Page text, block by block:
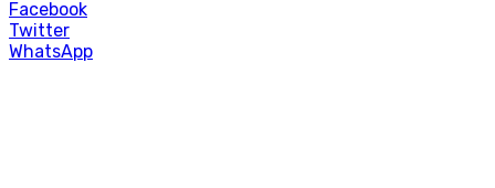
Facebook
Twitter
WhatsApp